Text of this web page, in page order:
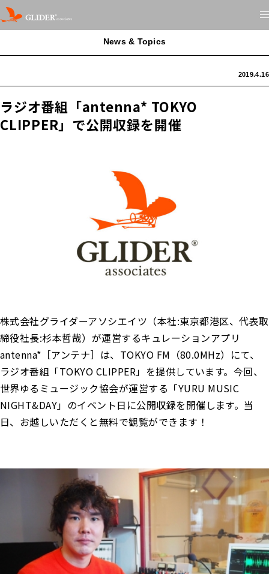
News & Topics
2019.4.16
ラジオ番組「antenna* TOKYO
CLIPPER」で公開収録を開催
株式会社グライダーアソシエイツ（本社:東京都港区、代表取
締役社⻑:杉本哲哉）が運営するキュレーションアプリ
antenna*［アンテナ］は、TOKYO FM（80.0MHz）にて、
ラジオ番組「TOKYO CLIPPER」を提供しています。今回、
世界ゆるミュージック協会が運営する「YURU MUSIC
NIGHT&DAY」のイベント日に公開収録を開催します。当
日、お越しいただくと無料で観覧ができます！